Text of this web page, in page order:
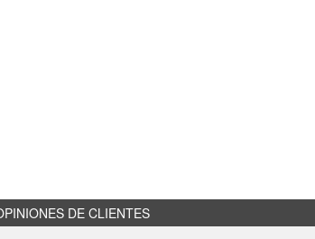
DE CLIENTES